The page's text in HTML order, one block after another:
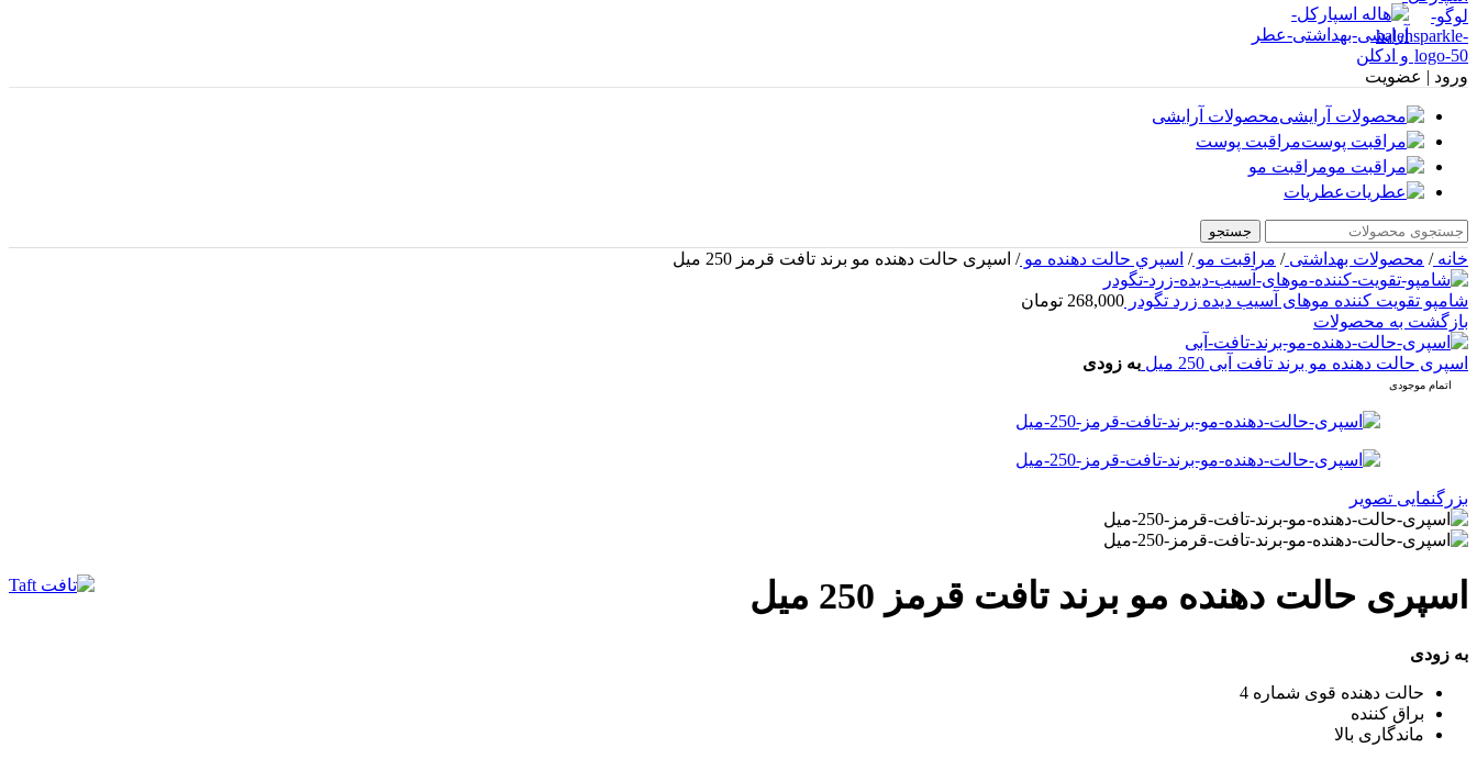
ورود | عضویت
محصولات آرایشی
مراقبت پوست
مراقبت مو
عطریات
جستجو
خانه/ محصولات بهداشتی/ مراقبت مو/ اسپري حالت دهنده مو/ اسپری حالت دهنده مو برند تافت قرمز 250 میل
شامپو تقویت کننده موهای آسیب دیده زرد تگودر 268,000 تومان
بازگشت به محصولات
اسپری حالت دهنده مو برند تافت آبی 250 میل به زودی
اتمام موجودی
بزرگنمایی تصویر
اسپری حالت دهنده مو برند تافت قرمز 250 میل
به زودی
حالت دهنده قوی شماره 4
براق کننده
ماندگاری بالا